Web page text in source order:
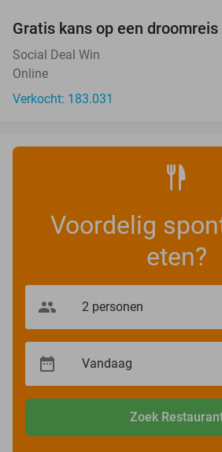
Gratis kans op een
Social Deal Win
Online
Verkocht: 183.031
Voordelig
eten?
Zoek